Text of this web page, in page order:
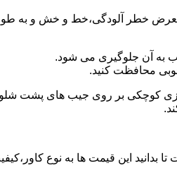
معرض خطر آلودگی،خط و خش و به
به آن جلوگیری می شود.
محافظت کنید.
کوچکی بر روی جیب های پشت
بدانید این قیمت ها به نوع